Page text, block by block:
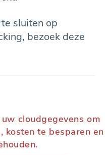
sluiten op
bezoek deze
cloudgegevens om
kosten te besparen en